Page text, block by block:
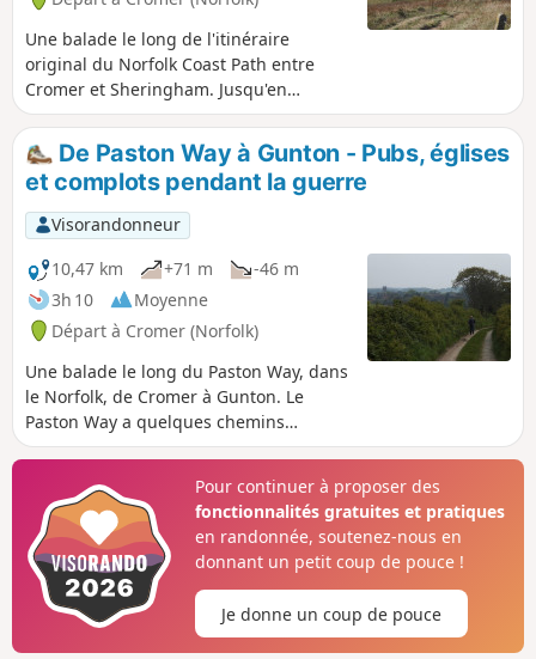
Une balade le long de l'itinéraire
original du Norfolk Coast Path entre
Cromer et Sheringham. Jusqu'en
décembre 2014, le parcours officiel du
sentier côtier du Norfolk, depuis son
point de départ à Cromer Pier jusqu'à
Sheringham, longeait l'intérieur des
terres le long des collines de Cromer
Ridge, le point culminant du Norfolk.
Cet itinéraire original est toujours
praticable et contraste avec le sentier
réaménagé qui longe désormais les
falaises et fait désormais partie du
sentier côtier anglais. Avec ses chemins
ombragés à travers les bois, ses vues
spectaculaires depuis le sommet de
Beacon Hill et son ascension difficile
vers l'emblématique Beeston Bump,
cette balade est une excursion qui vaut
le détour depuis la route côtière.
De Paston Way à Gunton - Pubs, églises
et complots pendant la guerre
Visorandonneur
10,47 km
+71 m
-46 m
3h 10
Moyenne
Départ à Cromer (Norfolk)
Une balade le long du Paston Way, dans
le Norfolk, de Cromer à Gunton. Le
Paston Way a quelques chemins
alternatifs qui s'éloignent de son
Walsham et Cromer. Cette balade prend
le chemin optionnel jusqu'à Gunton,
d'où tu peux prendre un train pour
revenir à Cromer. Cette balade sympa
passe par quelques pubs de campagne
qui valent le détour. Tu pourras donc
Pour continuer à proposer des
fonctionnalités gratuites et pratiques
en randonnée, soutenez-nous en
donnant un petit coup de pouce !
Je donne un coup de pouce